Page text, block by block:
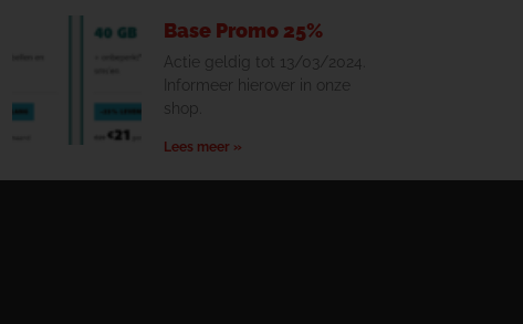
Base Promo 25%
Actie geldig tot 13/03/2024.
Informeer hierover in onze
shop.
Lees meer »